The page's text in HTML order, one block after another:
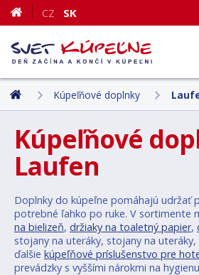
CZ SK
Kúpeľňové doplnky
Kúpeľňové
Laufen
Doplnky do kúpeľne pomáhajú udržať
potrebné ľahko po ruke. V sortimente
na bielizeň, držiaky na toaletný papier,
stojany na uteráky, stojany na uteráky,
ďalšie kúpeľňové príslušenstvo pre
prevádzky s vyššími nárokmi na